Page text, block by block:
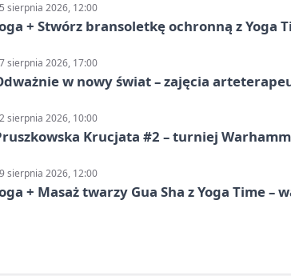
sierpnia 2026, 12:00
+ Stwórz bransoletkę ochronną z Yoga
sierpnia 2026, 17:00
w nowy świat – zajęcia
sierpnia 2026, 10:00
Krucjata #2 – turniej
sierpnia 2026, 12:00
+ Masaż twarzy Gua Sha z Yoga Time –